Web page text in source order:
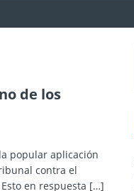
de los
popular aplicación
contra el
en respuesta […]